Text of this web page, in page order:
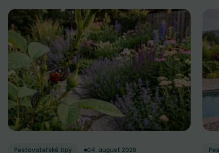
Pestovateľské tipy 04. august 2026